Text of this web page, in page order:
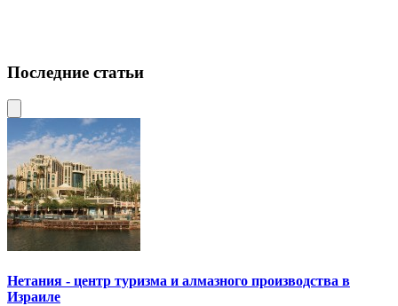
Последние статьи
Нетания - центр туризма и алмазного производства в
Израиле